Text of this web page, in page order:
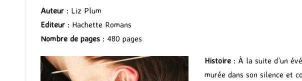
Auteur : Liz Plum
Editeur : Hachette Romans
Nombre de pages : 480 pages
Histoire : À la suite d’un
murée dans son silence et